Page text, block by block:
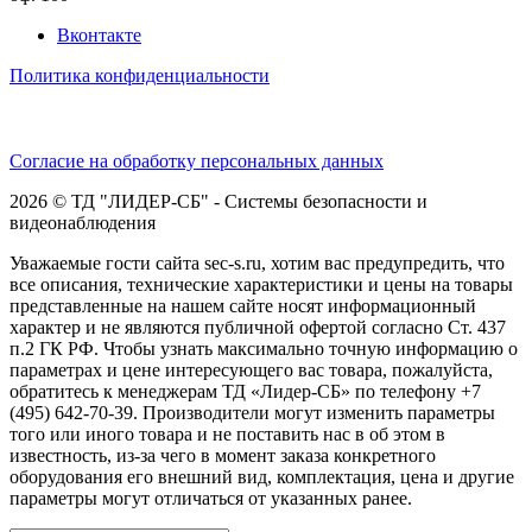
Вконтакте
Политика конфиденциальности
Согласие на обработку персональных данных
2026 © ТД "ЛИДЕР-СБ" - Системы безопасности и
видеонаблюдения
Уважаемые гости сайта sec-s.ru, хотим вас предупредить, что
все описания, технические характеристики и цены на товары
представленные на нашем сайте носят информационный
характер и не являются публичной офертой согласно Ст. 437
п.2 ГК РФ. Чтобы узнать максимально точную информацию о
параметрах и цене интересующего вас товара, пожалуйста,
обратитесь к менеджерам ТД «Лидер-СБ» по телефону +7
(495) 642-70-39. Производители могут изменить параметры
того или иного товара и не поставить нас в об этом в
известность, из-за чего в момент заказа конкретного
оборудования его внешний вид, комплектация, цена и другие
параметры могут отличаться от указанных ранее.